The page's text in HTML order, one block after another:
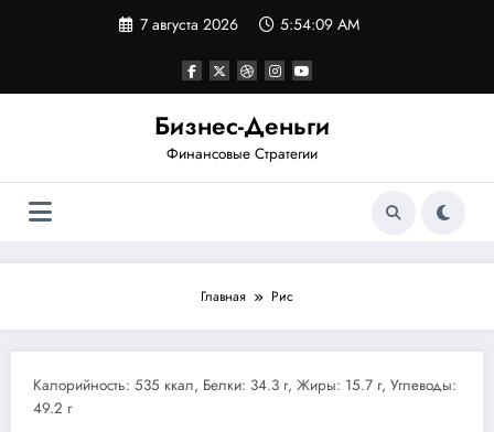
7 августа 2026 5:54:09 AM
Бизнес-Деньги
Финансовые Стратегии
Главная Рис
Калорийность: 535 ккал, Белки: 34.3 г, Жиры: 15.7 г, Углеводы:
49.2 г